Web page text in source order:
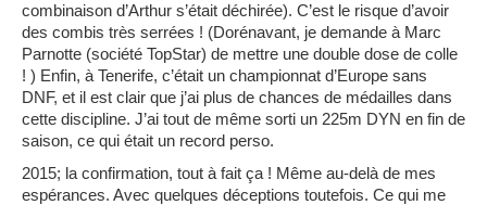
combinaison d’Arthur s’était déchirée). C’est le risque d’avoir
des combis très serrées ! (Dorénavant, je demande à Marc
Parnotte (société TopStar) de mettre une double dose de colle
! ) Enfin, à Tenerife, c’était un championnat d’Europe sans
DNF, et il est clair que j’ai plus de chances de médailles dans
cette discipline. J’ai tout de même sorti un 225m DYN en fin de
saison, ce qui était un record perso.
2015; la confirmation, tout à fait ça ! Même au-delà de mes
espérances. Avec quelques déceptions toutefois. Ce qui me